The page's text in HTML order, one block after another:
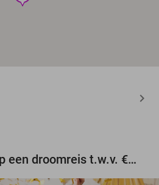
Maak gratis kans op een droomreis t.w.v. €3.000!